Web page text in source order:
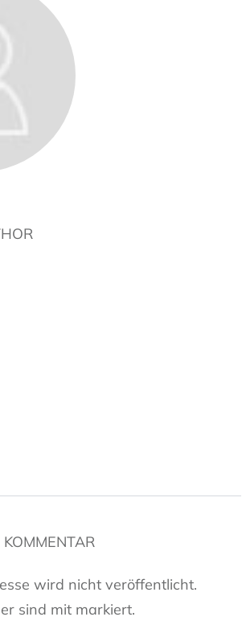
wird nicht veröffentlicht.
sind mit markiert.